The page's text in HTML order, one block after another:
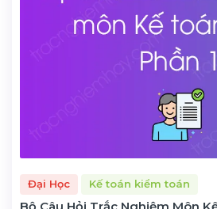
Đại Học Kế toán kiểm toán
Bộ Câu Hỏi Trắc Nghiệm Môn